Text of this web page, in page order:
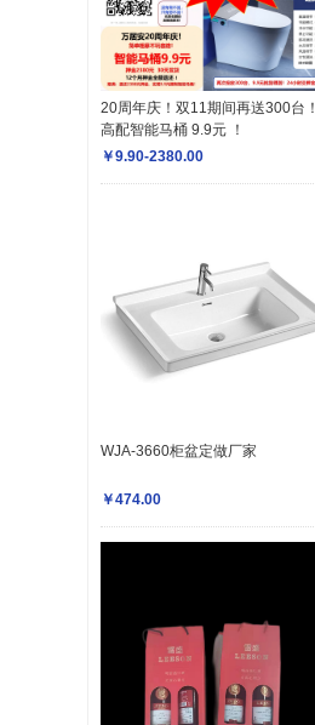
20周年庆！双11期间再送300台！
高配智能马桶 9.9元 ！
￥9.90-2380.00
WJA-3660柜盆定做厂家
￥474.00